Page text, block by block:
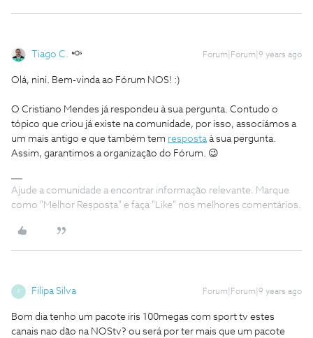
Tiago C. Forum|Forum|9 years ago
Olá, nini. Bem-vinda ao Fórum NOS! :)
O Cristiano Mendes já respondeu à sua pergunta. Contudo o
tópico que criou já existe na comunidade, por isso, associámos a
um mais antigo e que também tem respostaà sua pergunta.
Assim, garantimos a organização do Fórum. 😉
Ajude a comunidade a encontrar informação relevante. Marque
como "Melhor Resposta" e faça "Like" nos melhores comentários.
F Filipa Silva Forum|Forum|9 years ago
Bom dia tenho um pacote iris 100megas com sport tv estes
canais nao dão na NOStv? ou será por ter mais que um pacote